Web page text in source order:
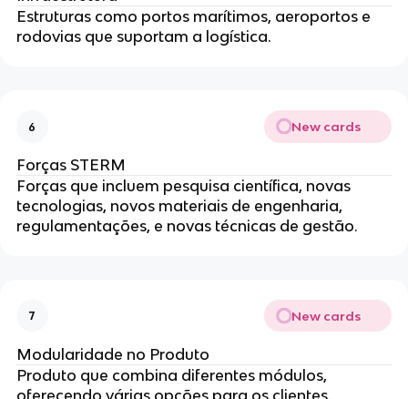
Estruturas como portos marítimos, aeroportos e
rodovias que suportam a logística.
6 New cards
Forças STERM
Forças que incluem pesquisa científica, novas
tecnologias, novos materiais de engenharia,
regulamentações, e novas técnicas de gestão.
7 New cards
Modularidade no Produto
Produto que combina diferentes módulos,
oferecendo várias opções para os clientes.